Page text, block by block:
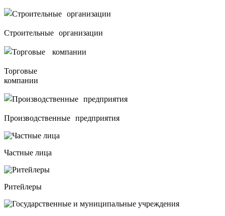
Строительные организации
Торговые
компании
Производственные предприятия
Частные лица
Ритейлеры